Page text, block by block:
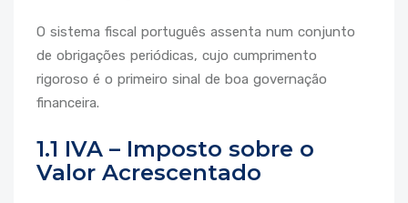
O sistema fiscal português assenta num conjunto
de obrigações periódicas, cujo cumprimento
rigoroso é o primeiro sinal de boa governação
financeira.
1.1 IVA – Imposto sobre o
Valor Acrescentado